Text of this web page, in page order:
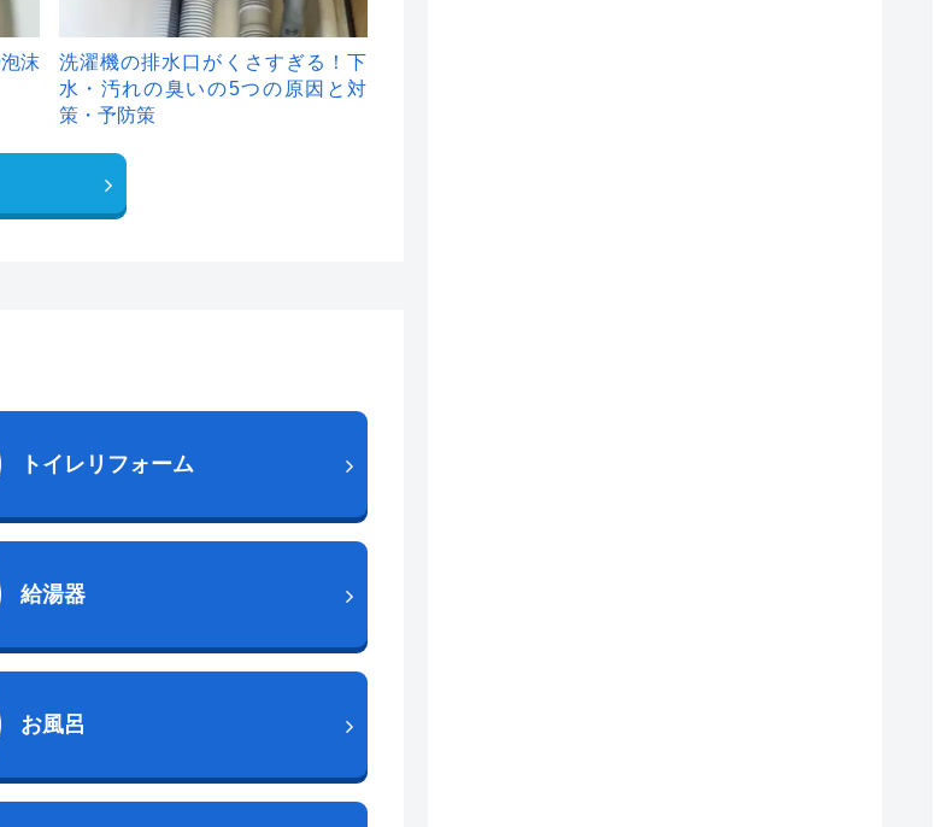
沫
洗濯機の排水口がくさすぎる！下
水・汚れの臭いの5つの原因と対
策・予防策
トイレリフォーム
給湯器
お風呂